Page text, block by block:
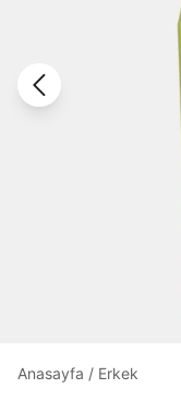
Under
Anasayfa / Erkek